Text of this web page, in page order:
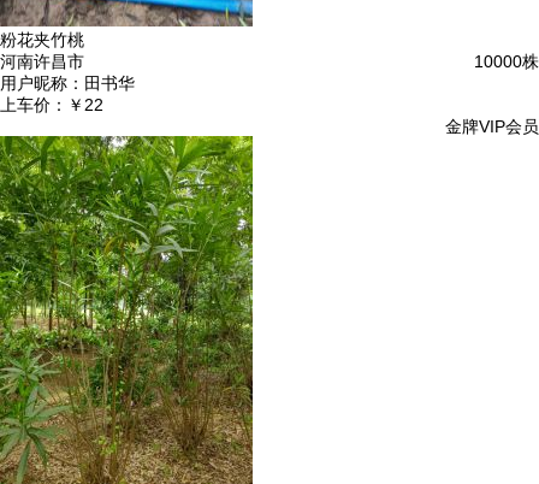
粉花夹竹桃
10000株
河南许昌市
用户昵称： 田书华
上车价： ￥22
金牌VIP会员